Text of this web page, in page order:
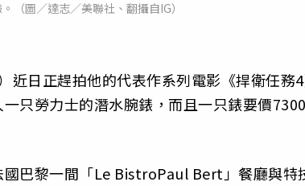
（圖／達志／美聯社、翻攝自IG）
近日正趕拍他的代表作系列電影《捍衛任務
只勞力士的潛水腕錶，而且一只錶要價
巴黎一間「Le BistroPaul Bert」餐廳與特